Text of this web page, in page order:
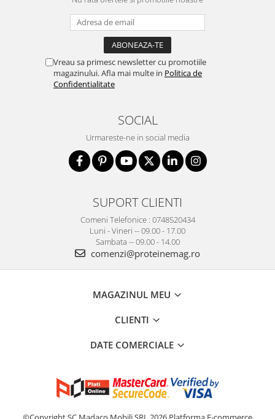
Vreau sa primesc newsletter cu promotiile
magazinului. Afla mai multe in Politica de
Confidentialitate
SOCIAL
Urmareste-ne in social media
SUPORT CLIENTI
Comeni Telefonice : 0748520434
Luni - Vineri -- 09.00 - 17.00
Sambata -- 09.00 - 14.00
comenzi@proteinemag.ro
MAGAZINUL MEU
CLIENTI
DATE COMERCIALE